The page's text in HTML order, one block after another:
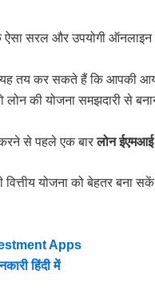
सरल और उपयोगी
तय कर सकते हैं कि आपकी
की योजना समझदारी से
से पहले एक बारलोन
योजना को बेहतर बना
Apps
हिंदी में